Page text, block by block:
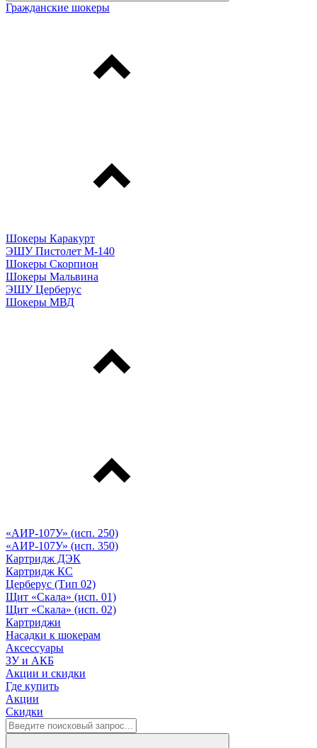
Гражданские шокеры
Шокеры Каракурт
ЭШУ Пистолет М-140
Шокеры Скорпион
Шокеры Мальвина
ЭШУ Церберус
Шокеры МВД
«АИР-107У» (исп. 250)
«АИР-107У» (исп. 350)
Картридж ДЭК
Картридж КС
Церберус (Тип 02)
Щит «Скала» (исп. 01)
Щит «Скала» (исп. 02)
Картриджи
Насадки к шокерам
Аксессуары
ЗУ и АКБ
Акции и скидки
Где купить
Акции
Скидки